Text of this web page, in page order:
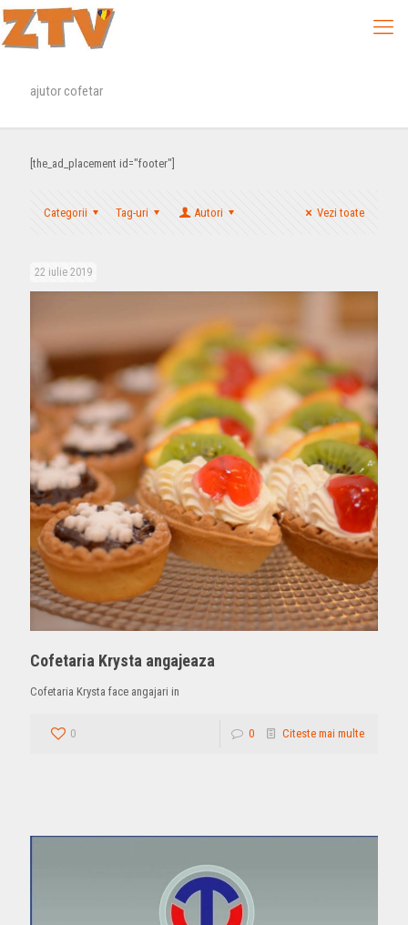
ajutor cofetar
[the_ad_placement id="footer"]
Categorii Tag-uri Autori Vezi toate
22 iulie 2019
Cofetaria Krysta angajeaza
Cofetaria Krysta face angajari in
0 0 Citeste mai multe